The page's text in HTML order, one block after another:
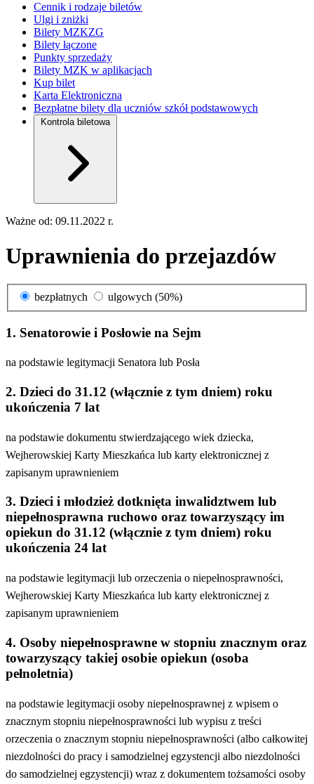
Cennik i rodzaje biletów
Ulgi i zniżki
Bilety MZKZG
Bilety łączone
Punkty sprzedaży
Bilety MZK w aplikacjach
Kup bilet
Karta Elektroniczna
Bezpłatne bilety dla uczniów szkół podstawowych
Kontrola biletowa
Ważne od: 09.11.2022 r.
Uprawnienia do przejazdów
bezpłatnych ulgowych (50%)
1. Senatorowie i Posłowie na Sejm
na podstawie legitymacji Senatora lub Posła
2. Dzieci do 31.12 (włącznie z tym dniem) roku
ukończenia 7 lat
na podstawie dokumentu stwierdzającego wiek dziecka,
Wejherowskiej Karty Mieszkańca lub karty elektronicznej z
zapisanym uprawnieniem
3. Dzieci i młodzież dotknięta inwalidztwem lub
niepełnosprawna ruchowo oraz towarzyszący im
opiekun do 31.12 (włącznie z tym dniem) roku
ukończenia 24 lat
na podstawie legitymacji lub orzeczenia o niepełnosprawności,
Wejherowskiej Karty Mieszkańca lub karty elektronicznej z
zapisanym uprawnieniem
4. Osoby niepełnosprawne w stopniu znacznym oraz
towarzyszący takiej osobie opiekun (osoba
pełnoletnia)
na podstawie legitymacji osoby niepełnosprawnej z wpisem o
znacznym stopniu niepełnosprawności lub wypisu z treści
orzeczenia o znacznym stopniu niepełnosprawności (albo całkowitej
niezdolności do pracy i samodzielnej egzystencji albo niezdolności
do samodzielnej egzystencji) wraz z dokumentem tożsamości osoby